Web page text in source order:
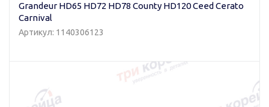
Grandeur HD65 HD72 HD78 County HD120 Ceed Cerato
Carnival
Артикул: 1140306123